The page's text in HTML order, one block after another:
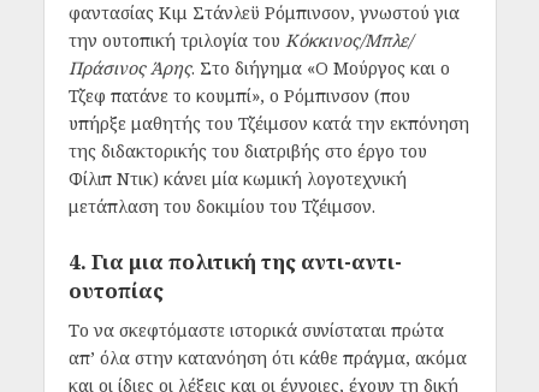
φαντασίας Κιμ Στάνλεϋ Ρόμπινσον, γνωστού για
την ουτοπική τριλογία του Κόκκινος/Μπλε/
Πράσινος Άρης. Στο διήγημα «Ο Μούργος και ο
Τζεφ πατάνε το κουμπί», ο Ρόμπινσον (που
υπήρξε μαθητής του Τζέιμσον κατά την εκπόνηση
της διδακτορικής του διατριβής στο έργο του
Φίλιπ Ντικ) κάνει μία κωμική λογοτεχνική
μετάπλαση του δοκιμίου του Τζέιμσον.
4. Για μια πολιτική της αντι-αντι-
ουτοπίας
Το να σκεφτόμαστε ιστορικά συνίσταται πρώτα
απ’ όλα στην κατανόηση ότι κάθε πράγμα, ακόμα
και οι ίδιες οι λέξεις και οι έννοιες, έχουν τη δική